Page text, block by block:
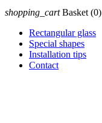
shopping_cart Basket (0)
Rectangular glass
Special shapes
Installation tips
Contact